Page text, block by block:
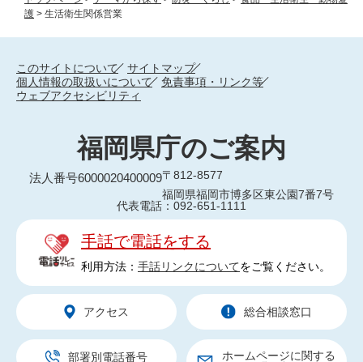
護 > 生活衛生関係営業
このサイトについて
サイトマップ
個人情報の取扱いについて
免責事項・リンク等
ウェブアクセシビリティ
福岡県庁のご案内
法人番号6000020400009〒812-8577
福岡県福岡市博多区東公園7番7号
代表電話：092-651-1111
手話で電話をする
利用方法： 手話リンクについてをご覧ください。
アクセス 総合相談窓口
部署別電話番号
ホームページに関する